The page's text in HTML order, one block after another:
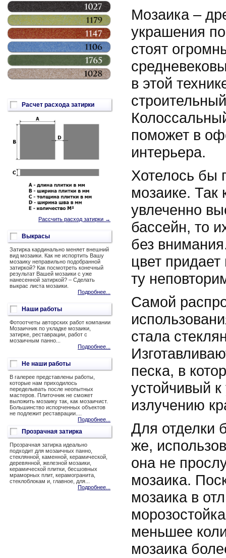
Мозаика –
украшения
стоят
в этой
поможет в
интерьера.
Хотелось бы
мозаике. Так
увлеченно
бассейн, то
без
цвет
ту
Самой
стала
песка, в
устойчивый
излучению
Для отделки
же,
она не
мозаика.
мозаика в
меньшее
мозаика
Расчет расхода затирки
Рассчить расход затирки →
Выкрасы
Затирка кардинально меняет внешний
вид мозаики. Как не испортить Вашу
мозаику неправильно подобранной
затиркой? Как посмотреть конечный
результат Вашей мозаики с уже
нанесенной затиркой? – Сделать
выкрас листа мозаики.
Подробнее...
Наши работы
Фотоотчеты авторских работ компании
Мозаичник по укладке мозаики,
затирке, реставрации, работ с
мозаичным панно...
Подробнее...
Не наши работы
В галерее представлены работы,
которые нам приходилось
переделывать после неопытных
мастеров. Плиточник не сможет
выложить мозаику так, как мозаичист.
Большинство испорченных объектов
не подлежит реставрации....
Подробнее...
Прозрачная затирка
Прозрачная затирка идеально
подходит для мозаичных панно,
стеклянной, каменной, керамической,
деревянной, железной мозаики,
керамической плитки, бесшовных
мраморных плит, керамогранита,
стеклоблокам и, главное, для...
Подробнее...